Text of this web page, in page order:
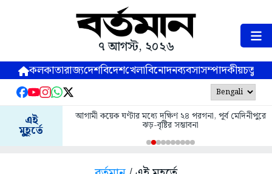
৭ আগস্ট, ২০২৬
কলকাতারাজ্যদেশবিদেশখেলাবিনোদনব্যবসাসম্পাদকীয়
এই
মুহূর্তে
আগামী কয়েক ঘণ্টার মধ্যে দক্ষিণ ২৪ পরগনা, পূর্ব মেদিনীপুরে
ঝড়-বৃষ্টির সম্ভাবনা